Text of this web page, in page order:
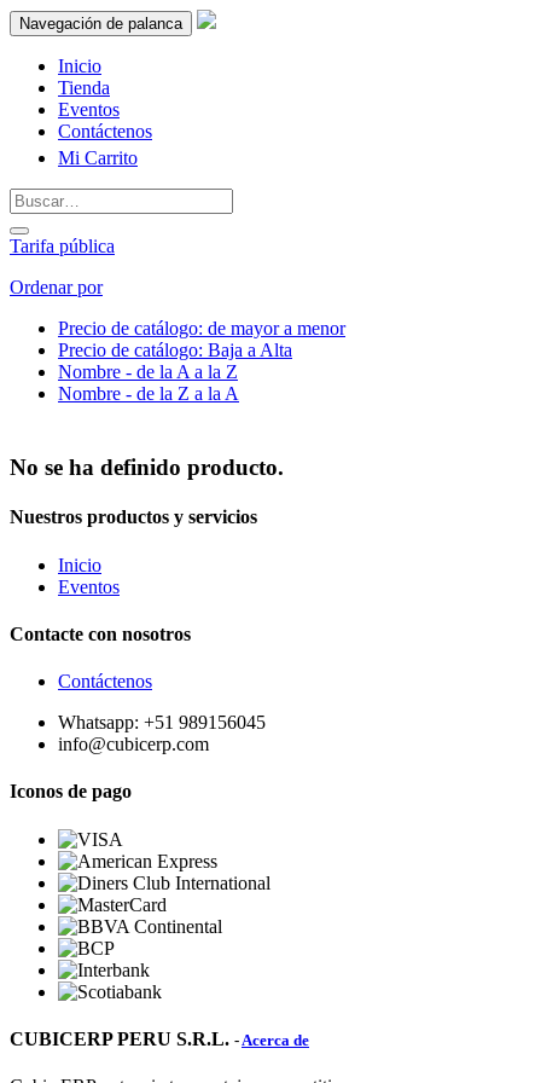
Navegación de palanca
Inicio
Tienda
Eventos
Contáctenos
Mi Carrito
Tarifa pública
Ordenar por
Precio de catálogo: de mayor a menor
Precio de catálogo: Baja a Alta
Nombre - de la A a la Z
Nombre - de la Z a la A
No se ha definido producto.
Nuestros productos y servicios
Inicio
Eventos
Contacte con nosotros
Contáctenos
Whatsapp: +51 989156045
info@cubicerp.com
Iconos de pago
CUBICERP PERU S.R.L. - Acerca de